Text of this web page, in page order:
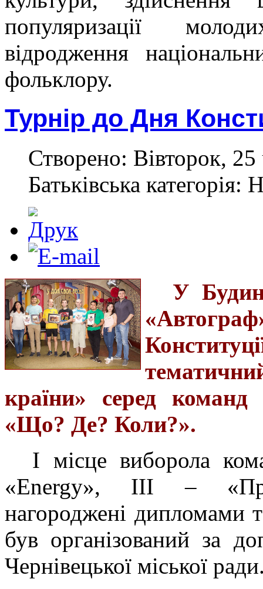
популяризації
відродження
фольклору.
Турнір до Дня
Створено: Вівторок,
Батьківська категорія:
У
країни» серед команд
«Що? Де? Коли?».
І місце виборола
«Energy», ІІІ –
нагороджені дипломами
був організований за
Чернівецької міської